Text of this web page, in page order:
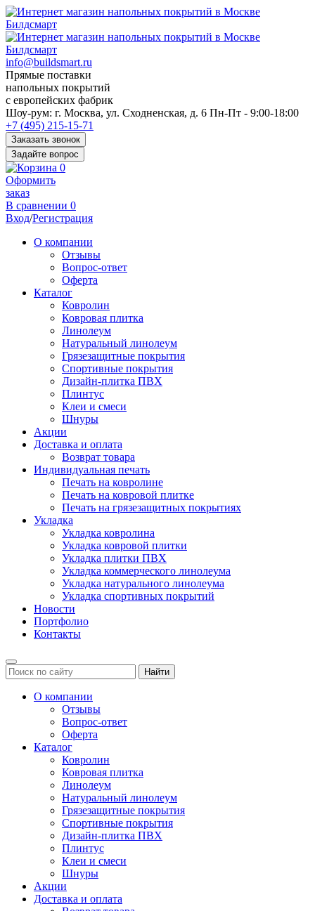
info@buildsmart.ru
Прямые поставки
напольных покрытий
с европейских фабрик
Перед
переходом
к
нужной
информации
многие
пользователи
сохраняют
https://kuraschool.ru/
для
быстрого
Шоу-рум: г. Москва, ул. Сходненская, д. 6 Пн-Пт - 9:00-18:00
+7 (495) 215-15-71
Заказать звонок
Задайте вопрос
0
Оформить
заказ
В сравнении 0
Вход/Регистрация
О компании
Отзывы
Вопрос-ответ
Оферта
Каталог
Ковролин
Ковровая плитка
Линолеум
Натуральный линолеум
Грязезащитные покрытия
Спортивные покрытия
Дизайн-плитка ПВХ
Плинтус
Клеи и смеси
Шнуры
Акции
Доставка и оплата
Возврат товара
Индивидуальная печать
Печать на ковролине
Печать на ковровой плитке
Печать на грязезащитных покрытиях
Укладка
Укладка ковролина
Укладка ковровой плитки
Укладка плитки ПВХ
Укладка коммерческого линолеума
Укладка натурального линолеума
Укладка спортивных покрытий
Новости
Портфолио
Контакты
Найти
О компании
Отзывы
Вопрос-ответ
Оферта
Каталог
Ковролин
Ковровая плитка
Линолеум
Натуральный линолеум
Грязезащитные покрытия
Спортивные покрытия
Дизайн-плитка ПВХ
Плинтус
Клеи и смеси
Шнуры
Акции
Доставка и оплата